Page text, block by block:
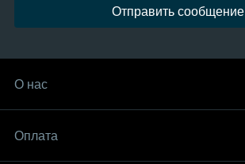
Отправить сообщение
О нас
Оплата